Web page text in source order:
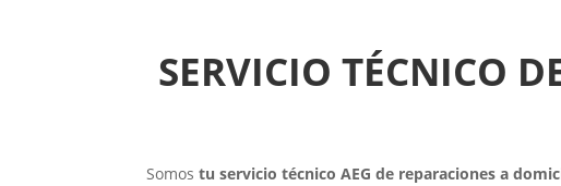
SERVICIO TÉCNICO
Somostu servicio técnico AEG de reparaciones a